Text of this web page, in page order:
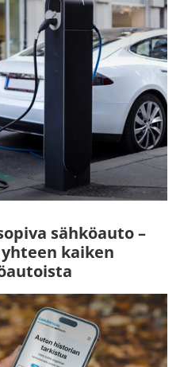
sähköauto –
kaiken